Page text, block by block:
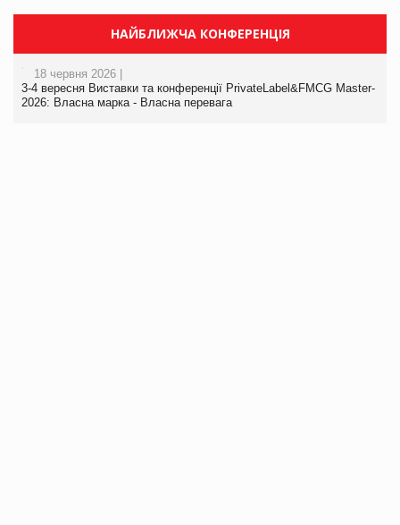
НАЙБЛИЖЧА КОНФЕРЕНЦІЯ
18 червня 2026 |
3-4 вересня Виставки та конференції PrivateLabel&FMCG Master-
2026: Власна марка - Власна перевага